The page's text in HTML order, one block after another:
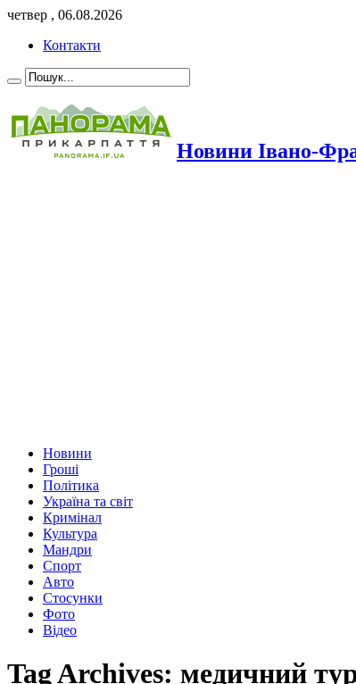
четвер , 06.08.2026
Контакти
Новини Івано-
Новини
Гроші
Політика
Україна та світ
Кримінал
Культура
Мандри
Спорт
Авто
Стосунки
Фото
Відео
Tag Archives: медичний